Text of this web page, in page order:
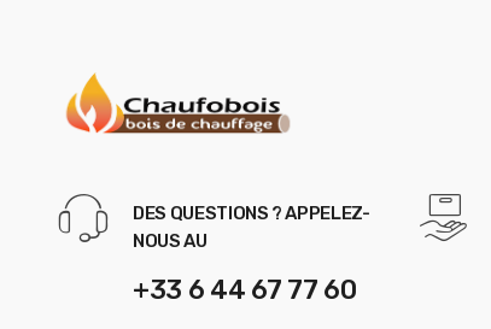
DES QUESTIONS ? APPELEZ-
NOUS AU
+33 6 44 67 77 60